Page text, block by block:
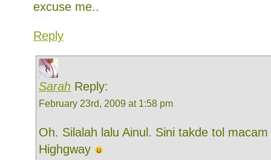
excuse me..
Reply
Sarah Reply:
February 23rd, 2009 at 1:58 pm
Oh. Silalah lalu Ainul. Sini takde tol
Highgway